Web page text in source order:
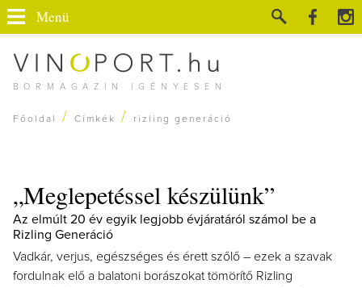
BORMAGAZIN IGÉNYESEN
Menü
Főoldal / Címkék / rizling generáció
„Meglepetéssel készülünk”
Az elmúlt 20 év egyik legjobb évjáratáról számol be a
Rizling Generáció
Vadkár, verjus, egészséges és érett szőlő – ezek a szavak
fordulnak elő a balatoni borászokat tömörítő Rizling